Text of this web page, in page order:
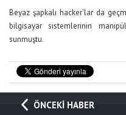
Beyaz şapkalı hacker’lar da
bilgisayar sistemlerinin
sunmuştu.
ÖNCEKİ HABER